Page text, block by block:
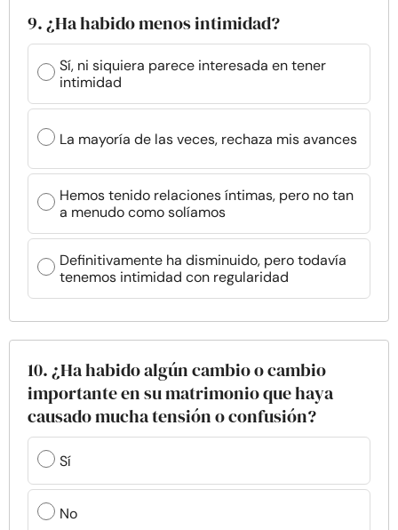
9. ¿Ha habido menos intimidad?
Sí, ni siquiera parece interesada en tener
intimidad
La mayoría de las veces, rechaza mis avances
Hemos tenido relaciones íntimas, pero no tan
a menudo como solíamos
Definitivamente ha disminuido, pero todavía
tenemos intimidad con regularidad
10. ¿Ha habido algún cambio o cambio
importante en su matrimonio que haya
causado mucha tensión o confusión?
Sí
No